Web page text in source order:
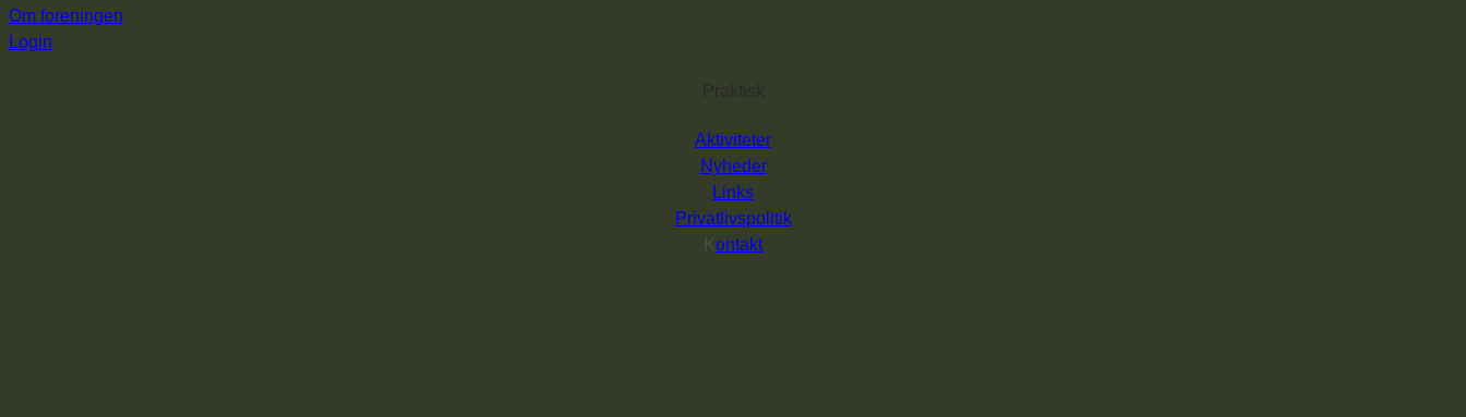
Om foreningen
Login
Aktiviteter
Nyheder
Links
Privatlivspolitik
Kontakt